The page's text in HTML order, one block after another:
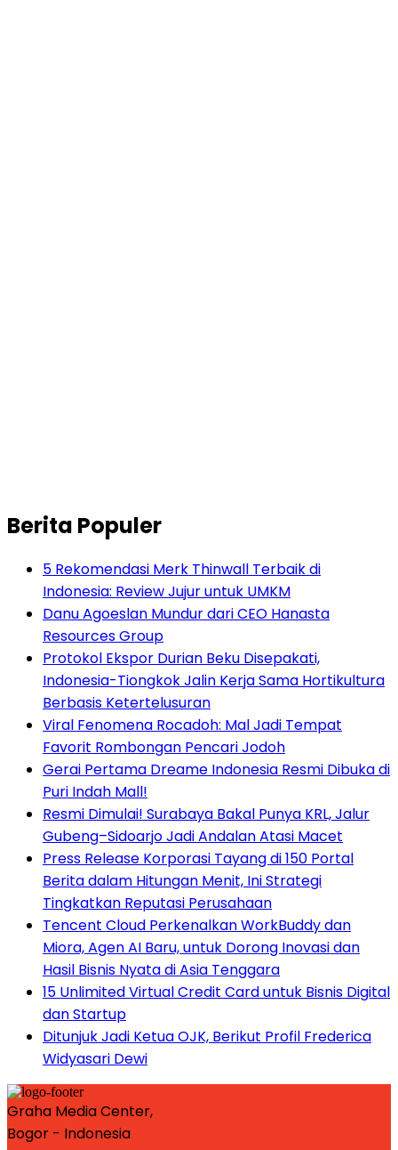
Berita Populer
5 Rekomendasi Merk Thinwall Terbaik di
Indonesia: Review Jujur untuk UMKM
Danu Agoeslan Mundur dari CEO Hanasta
Resources Group
Protokol Ekspor Durian Beku Disepakati,
Indonesia-Tiongkok Jalin Kerja Sama Hortikultura
Berbasis Ketertelusuran
Viral Fenomena Rocadoh: Mal Jadi Tempat
Favorit Rombongan Pencari Jodoh
Gerai Pertama Dreame Indonesia Resmi Dibuka di
Puri Indah Mall!
Resmi Dimulai! Surabaya Bakal Punya KRL, Jalur
Gubeng–Sidoarjo Jadi Andalan Atasi Macet
Press Release Korporasi Tayang di 150 Portal
Berita dalam Hitungan Menit, Ini Strategi
Tingkatkan Reputasi Perusahaan
Tencent Cloud Perkenalkan WorkBuddy dan
Miora, Agen AI Baru, untuk Dorong Inovasi dan
Hasil Bisnis Nyata di Asia Tenggara
15 Unlimited Virtual Credit Card untuk Bisnis Digital
dan Startup
Ditunjuk Jadi Ketua OJK, Berikut Profil Frederica
Widyasari Dewi
Graha Media Center,
Bogor - Indonesia